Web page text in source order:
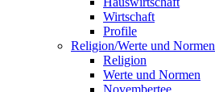
Wirtschaft
Profile
Religion/Werte und Normen
Religion
Werte und Normen
Novembertee